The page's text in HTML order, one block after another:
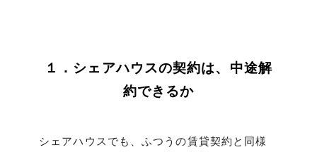
１．シェアハウスの契約は、中途解
約できるか
シェアハウスでも、ふつうの賃貸契約と同様